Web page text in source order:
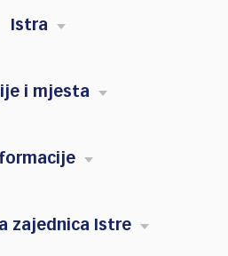
Istra
i mjesta
zajednica Istre